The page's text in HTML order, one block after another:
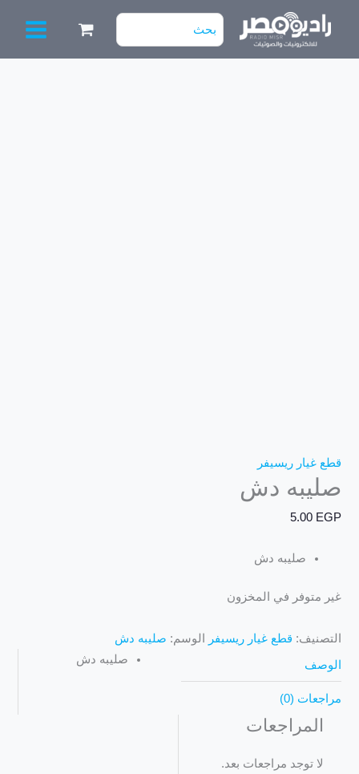
البحث
عن:
قطع غيار ريسيفر
صليبه دش
5.00 EGP
صليبه دش
غير متوفر في المخزون
التصنيف: قطع غيار ريسيفر الوسم: صليبه دش
الوصف
مراجعات (0)
صليبه دش
المراجعات
لا توجد مراجعات بعد.